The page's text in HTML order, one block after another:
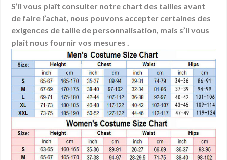
S’il vous plaît consulter notre chart des tailles avant
de faire l’achat, nous pouvons accepter certaines des
exigences de taille de personnalisation, mais s’il vous
plaît nous fournir vos mesures .